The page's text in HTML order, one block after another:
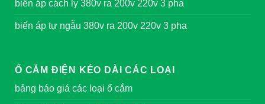
biến áp cách ly 380v ra 200v 220v 3 pha
biến áp tự ngẫu 380v ra 200v 220v 3 pha
Ổ CẮM ĐIỆN KÉO DÀI CÁC LOẠI
bảng báo giá các loại ổ cắm